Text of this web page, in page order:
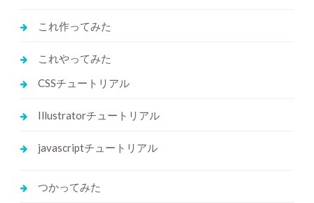
これ作ってみた
これやってみた
CSSチュートリアル
Illustratorチュートリアル
javascriptチュートリアル
つかってみた